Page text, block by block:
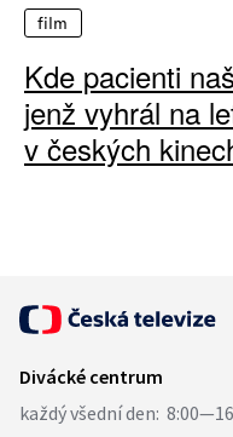
film
Kde pacienti
jenž vyhrál na
v českých